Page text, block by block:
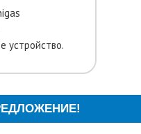
устройство.